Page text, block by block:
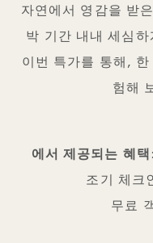
자연에서 영감을 받
박 기간 내내 세심
이번 특가를 통해,
험해
에서 제공되는 혜택
조기 체크
무료